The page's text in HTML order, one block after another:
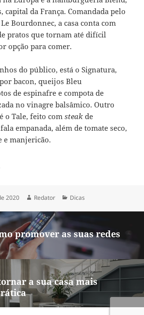
capital da França. Comandada pelo
Bourdonnec, a casa conta com
pratos que tornam até difícil
opção para comer.
do público, está o Signatura,
bacon, queijos Bleu
de espinafre e compota de
no vinagre balsâmico. Outro
o Tale, feito comsteak de
empanada, além de tomate seco,
e manjericão.
2020 Autor
Redator Categorias
Dicas
promover as suas redes
a sua casa mais